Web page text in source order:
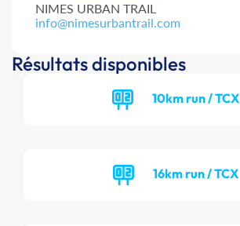
NIMES URBAN TRAIL
info@nimesurbantrail.com
Résultats disponibles
10km run / TCX
16km run / TCX